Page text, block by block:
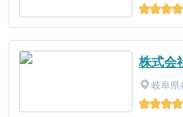
株式会
岐阜県